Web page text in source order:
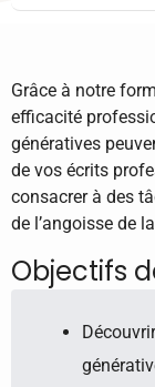
Grâce à notre
efficacité
génératives
de vos écrits
consacrer à des
de l’angoisse de
Objectifs